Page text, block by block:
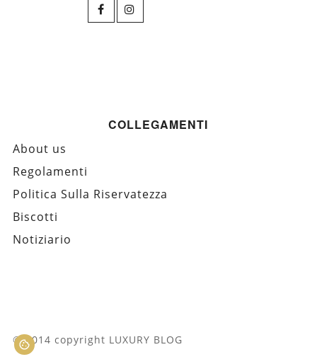
COLLEGAMENTI
About us
Regolamenti
Politica Sulla Riservatezza
Biscotti
Notiziario
© 2014 copyright LUXURY BLOG